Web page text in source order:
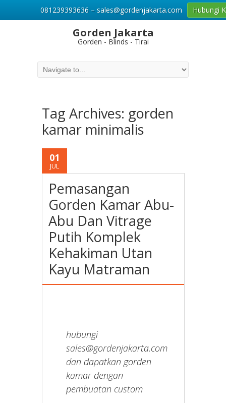
Gorden Jakarta
Gorden - Blinds - Tirai
Tag Archives: gorden
kamar minimalis
01
JUL
Pemasangan
Gorden Kamar Abu-
Abu Dan Vitrage
Putih Komplek
Kehakiman Utan
Kayu Matraman
hubungi
sales@gordenjakarta.com
dan dapatkan gorden
kamar dengan
pembuatan custom
081239393636 – sales@gordenjakarta.com Hubungi